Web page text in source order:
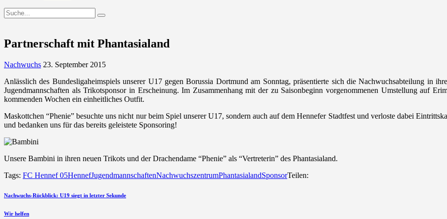
Partnerschaft mit Phantasialand
Nachwuchs 23. September 2015
Anlässlich des Bundesligaheimspiels unserer U17 gegen Borussia Dortmund am Sonntag, präsentierte sich die Nachwuchsabteilung in
Jugendmannschaften als Trikotsponsor in Erscheinung. Im Zusammenhang mit der zu Saisonbeginn vorgenommenen Umstellung auf
kommenden Wochen ein einheitliches Outfit.
Maskottchen “Phenie” besuchte uns nicht nur beim Spiel unserer U17, sondern auch auf dem Hennefer Stadtfest und verloste dabei
und bedanken uns für das bereits geleistete Sponsoring!
Unsere Bambini in ihren neuen Trikots und der Drachendame “Phenie” als “Vertreterin” des Phantasialand.
Tags: FC Hennef 05HennefJugendmannschaftenNachwuchszentrumPhantasialandSponsorTeilen:
Beitragsnavigation
vorherigen
Nachwuchs-Rückblick: U19 siegt in letzter Sekunde
nächsten
Wir helfen